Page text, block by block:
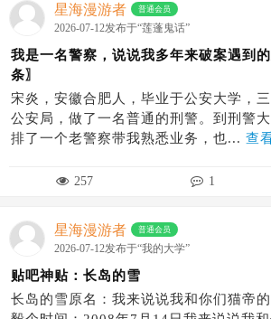
星海漫游者 普通会员
2026-07-12发布于“莲蓬鬼话”
我是一名警察，说说我多年来破案遇到
条〗
宋炎，安徽合肥人，毕业于公安大学，
公安局，做了一名普通的刑警。到刑警
排了一个老警察带我熟悉业务，也... 查
257 1
星海漫游者 普通会员
2026-07-12发布于“我的大学”
贴吧神贴：长岛的雪
长岛的雪原名：我来说说我和你们猫帝